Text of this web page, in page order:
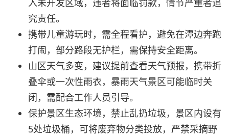
入未开发区域，违者将面临罚款，情节严重者追
究责任。
携带儿童游玩时，需全程看护，避免在潭边奔跑
打闹，部分路段无护栏，需保持安全距离。
山区天气多变，建议提前查看天气预报，携带折
叠伞或一次性雨衣，暴雨天气景区可能临时关
闭，需配合工作人员引导。
保护景区生态环境，禁止乱扔垃圾，景区内设有
5处垃圾桶，可将废弃物分类投放，严禁采摘野